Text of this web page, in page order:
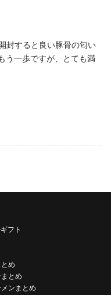
封すると良い豚骨の匂い
う一歩ですが、とても満
フト
め
とめ
ンまとめ